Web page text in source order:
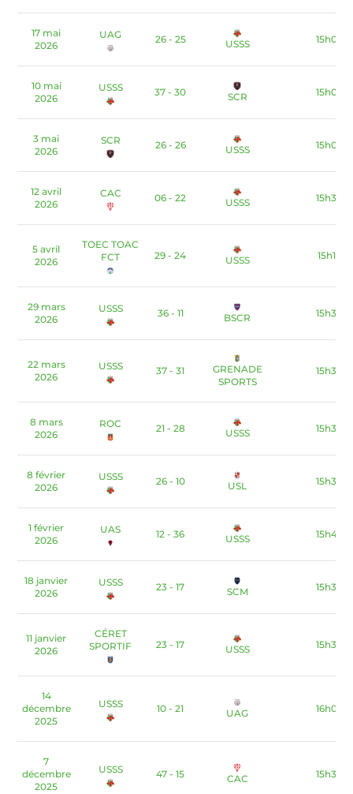
17 mai
2026
UAG 26 - 25 USSS 15h00
10 mai
2026
USSS 37 - 30 SCR 15h00
3 mai
2026
SCR 26 - 26 USSS 15h00
12 avril
2026
CAC 06 - 22 USSS 15h30
5 avril
2026
TOEC TOAC
FCT
29 - 24 USSS 15h15
29 mars
2026
USSS 36 - 11 BSCR 15h30
22 mars
2026
USSS 37 - 31
GRENADE
SPORTS
15h30
8 mars
2026
ROC 21 - 28 USSS 15h30
8 février
2026
USSS 26 - 10 USL 15h30
1 février
2026
UAS 12 - 36 USSS 15h45
18 janvier
2026
USSS 23 - 17 SCM 15h30
11 janvier
2026
CÉRET
SPORTIF
23 - 17 USSS 15h30
14
décembre
2025
USSS 10 - 21 UAG 16h00
7
décembre
2025
USSS 47 - 15 CAC 15h30